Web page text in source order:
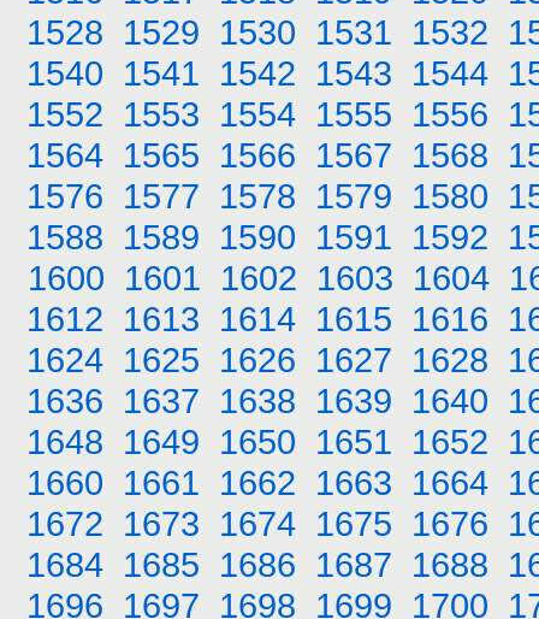
1528 1529 1530 1531 1532
1540 1541 1542 1543 1544
1552 1553 1554 1555 1556
1564 1565 1566 1567 1568
1576 1577 1578 1579 1580
1588 1589 1590 1591 1592
1600 1601 1602 1603 1604
1612 1613 1614 1615 1616
1624 1625 1626 1627 1628
1636 1637 1638 1639 1640
1648 1649 1650 1651 1652
1660 1661 1662 1663 1664
1672 1673 1674 1675 1676
1684 1685 1686 1687 1688
1696 1697 1698 1699 1700